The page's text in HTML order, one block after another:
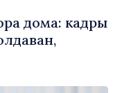
дома: кадры